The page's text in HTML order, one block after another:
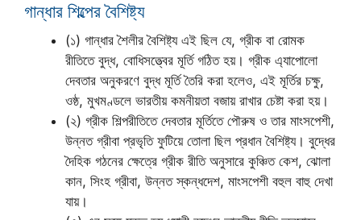
গান্ধার শিল্পের বৈশিষ্ট্য
(১) গান্ধার শৈলীর বৈশিষ্ট্য এই ছিল যে, গ্রীক বা রোমক
রীতিতে বুদ্ধ, বোধিসত্ত্বের মূর্তি গঠিত হয়। গ্রীক এ্যাপোলো
দেবতার অনুকরণে বুদ্ধ মূর্তি তৈরি করা হলেও, এই মূর্তির চক্ষু,
ওষ্ঠ, মুখমণ্ডলে ভারতীয় কমনীয়তা বজায় রাখার চেষ্টা করা হয়।
(২) গ্রীক শিল্পরীতিতে দেবতার মূর্তিতে পৌরুষ ও তার মাংসপেশী,
উন্নত গ্রীবা প্রভৃতি ফুটিয়ে তোলা ছিল প্রধান বৈশিষ্ট্য। বুদ্ধের
দৈহিক গঠনের ক্ষেত্রে গ্রীক রীতি অনুসারে কুঞ্চিত কেশ, ঝোলা
কান, সিংহ গ্রীবা, উন্নত স্কন্ধদেশ, মাংসপেশী বহুল বাহু দেখা
যায়।